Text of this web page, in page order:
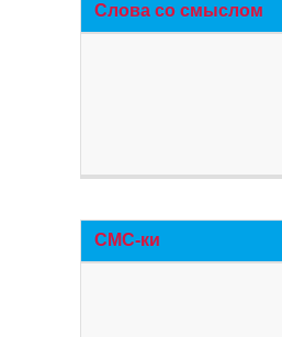
Слова со смыслом
СМС-ки